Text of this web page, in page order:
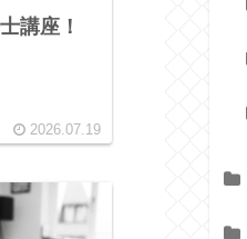
講座！
2026.07.19